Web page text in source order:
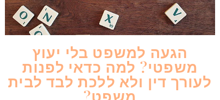
הגעה למשפט בלי יעוץ
משפטי? למה כדאי לפנות
לעורך דין ולא ללכת לבד לבית